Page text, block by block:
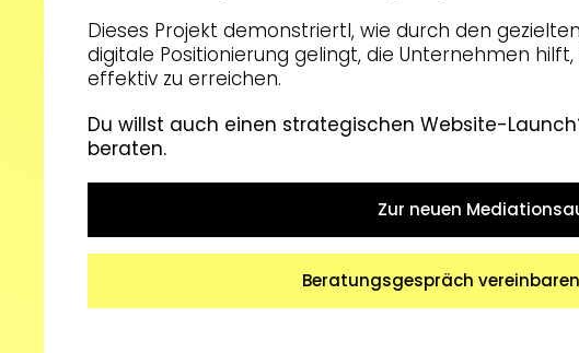
Dieses Projekt demonstriertl, wie durch den
digitale Positionierung gelingt, die Unternehmen
effektiv zu erreichen.
Du willst auch einen strategischen Website-
beraten.
Zur neuen
Beratungsgespräch